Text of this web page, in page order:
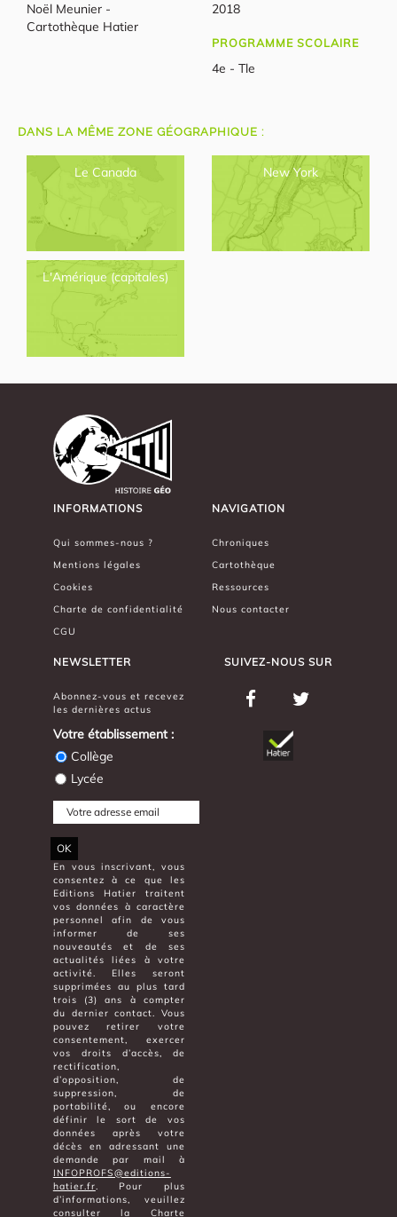
Noël Meunier -
Cartothèque Hatier
2018
PROGRAMME SCOLAIRE
4e - Tle
DANS LA MÊME ZONE GÉOGRAPHIQUE :
Le Canada New York
L'Amérique (capitales)
INFORMATIONS
Qui sommes-nous ?
Mentions légales
Cookies
Charte de confidentialité
CGU
NAVIGATION
Chroniques
Cartothèque
Ressources
Nous contacter
NEWSLETTER
Abonnez-vous et recevez
les dernières actus
Votre établissement :
Collège
Lycée
OK
En vous inscrivant, vous
consentez à ce que les
Editions Hatier traitent
vos données à caractère
personnel afin de vous
informer de ses
nouveautés et de ses
actualités liées à votre
activité. Elles seront
supprimées au plus tard
trois (3) ans à compter
du dernier contact. Vous
pouvez retirer votre
consentement, exercer
vos droits d’accès, de
rectification,
d’opposition, de
suppression, de
portabilité, ou encore
définir le sort de vos
données après votre
décès en adressant une
demande par mail à
INFOPROFS@editions-
hatier.fr. Pour plus
d’informations, veuillez
consulter la Charte
SUIVEZ-NOUS SUR